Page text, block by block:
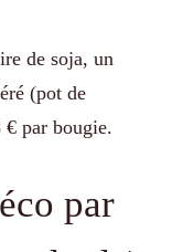
de soja, un
(pot de
par bougie.
par